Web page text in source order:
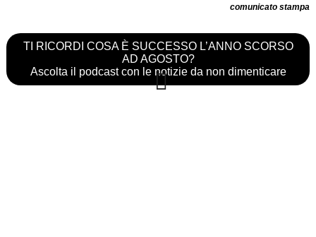
comunicato stampa
TI RICORDI COSA È SUCCESSO L’ANNO SCORSO
AD AGOSTO?
Ascolta il podcast con le notizie da non dimenticare